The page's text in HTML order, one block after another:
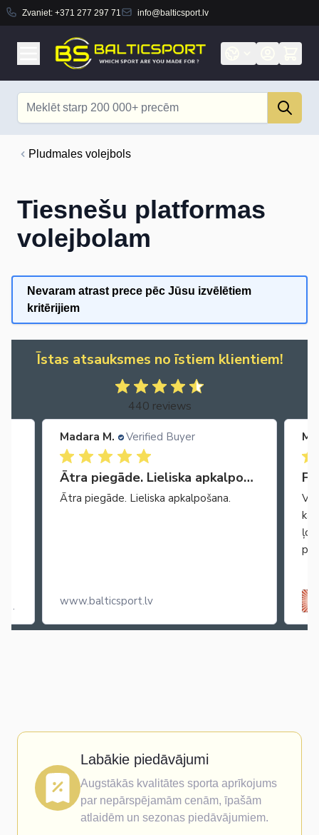
Zvaniet: +371 277 297 71 info@balticsport.lv
Pludmales volejbols
Tiesnešu platformas
volejbolam
Nevaram atrast prece pēc Jūsu izvēlētiem
kritērijiem
Īstas atsauksmes no īstiem klientiem!
440 reviews
Madara M. Verified Buyer
Ātra piegāde. Lieliska apkalpošana.
Ātra piegāde. Lieliska apkalpošana.
www.balticsport.lv
Labākie piedāvājumi
Augstākās kvalitātes sporta aprīkojums
par nepārspējamām cenām, īpašām
atlaidēm un sezonas piedāvājumiem.